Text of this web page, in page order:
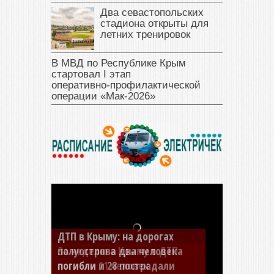
Два севастопольских
стадиона открыты для
летних тренировок
В МВД по Республике Крым
стартовал I этап
оперативно‑профилактической
операции «Мак‑2026»
За неделю в Крыму в ДТП
погибли 11 человек